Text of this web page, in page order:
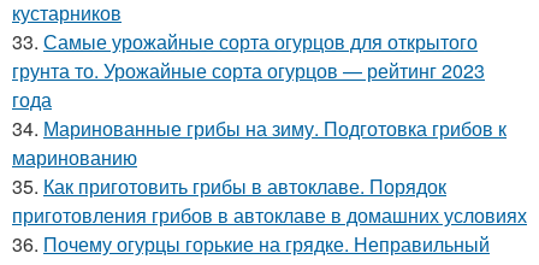
кустарников
33. Самые урожайные сорта огурцов для открытого
грунта то. Урожайные сорта огурцов — рейтинг 2023
года
34. Маринованные грибы на зиму. Подготовка грибов к
маринованию
35. Как приготовить грибы в автоклаве. Порядок
приготовления грибов в автоклаве в домашних условиях
36. Почему огурцы горькие на грядке. Неправильный